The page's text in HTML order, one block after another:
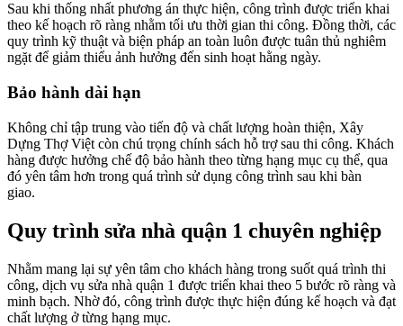
Sau khi thống nhất phương án thực hiện, công trình được triển khai
theo kế hoạch rõ ràng nhằm tối ưu thời gian thi công. Đồng thời, các
quy trình kỹ thuật và biện pháp an toàn luôn được tuân thủ nghiêm
ngặt để giảm thiểu ảnh hưởng đến sinh hoạt hằng ngày.
Bảo hành dài hạn
Không chỉ tập trung vào tiến độ và chất lượng hoàn thiện, Xây
Dựng Thợ Việt còn chú trọng chính sách hỗ trợ sau thi công. Khách
hàng được hưởng chế độ bảo hành theo từng hạng mục cụ thể, qua
đó yên tâm hơn trong quá trình sử dụng công trình sau khi bàn
giao.
Quy trình sửa nhà quận 1 chuyên nghiệp
Nhằm mang lại sự yên tâm cho khách hàng trong suốt quá trình thi
công, dịch vụ sửa nhà quận 1 được triển khai theo 5 bước rõ ràng và
minh bạch. Nhờ đó, công trình được thực hiện đúng kế hoạch và đạt
chất lượng ở từng hạng mục.